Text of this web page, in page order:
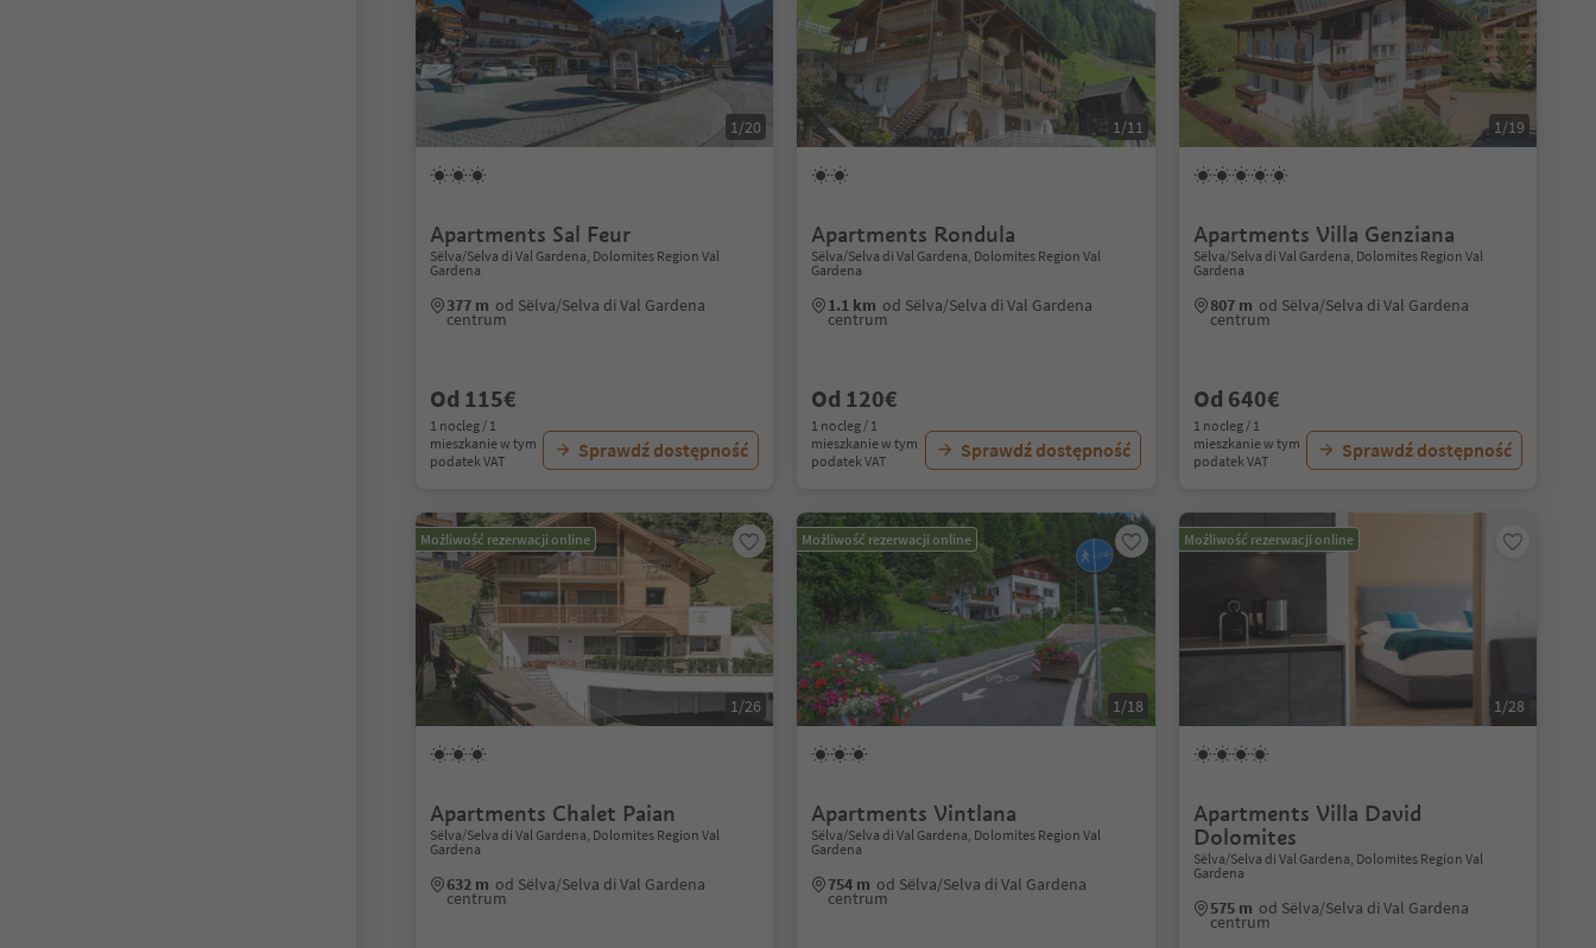
1/20
Apartments Sal Feur
Sëlva/Selva di Val Gardena, Dolomites Region Val
Gardena
377 m od Sëlva/Selva di Val Gardena
centrum
Od 115€
1 nocleg / 1
mieszkanie w tym
podatek VAT
Sprawdź dostępność
1/11
Apartments Rondula
Sëlva/Selva di Val Gardena, Dolomites Region Val
Gardena
1.1 km od Sëlva/Selva di Val Gardena
centrum
Od 120€
1 nocleg / 1
mieszkanie w tym
podatek VAT
Sprawdź dostępność
1/19
Apartments Villa Genziana
Sëlva/Selva di Val Gardena, Dolomites Region Val
Gardena
807 m od Sëlva/Selva di Val Gardena
centrum
Od 640€
1 nocleg / 1
mieszkanie w tym
podatek VAT
Sprawdź dostępność
Możliwość rezerwacji online
1/26
Apartments Chalet Paian
Sëlva/Selva di Val Gardena, Dolomites Region Val
Gardena
632 m od Sëlva/Selva di Val Gardena
centrum
Możliwość rezerwacji online
1/18
Apartments Vintlana
Sëlva/Selva di Val Gardena, Dolomites Region Val
Gardena
754 m od Sëlva/Selva di Val Gardena
centrum
Możliwość rezerwacji online
1/28
Apartments Villa David
Dolomites
Sëlva/Selva di Val Gardena, Dolomites Region Val
Gardena
575 m od Sëlva/Selva di Val Gardena
centrum